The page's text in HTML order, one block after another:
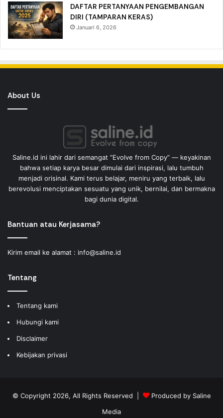
DAFTAR PERTANYAAN PENGEMBANGAN
DIRI (TAMPARAN KERAS)
Januari 6, 2026
About Us
Saline.id ini lahir dari semangat “Evolve from Copy” — keyakinan
bahwa setiap karya besar dimulai dari inspirasi, lalu tumbuh
menjadi orisinal. Kami terus belajar, meniru yang terbaik, lalu
berevolusi menciptakan sesuatu yang unik, bernilai, dan bermakna
bagi dunia digital.
Bantuan atau Kerjasama?
Kirim email ke alamat : info@saline.id
Tentang
Tentang kami
Hubungi kami
Disclaimer
Kebijakan privasi
© Copyright 2026, All Rights Reserved | Produced by Saline
Media